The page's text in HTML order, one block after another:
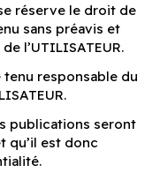
réserve le droit de
sans préavis et
l’UTILISATEUR.
tenu responsable du
publications seront
qu’il est donc